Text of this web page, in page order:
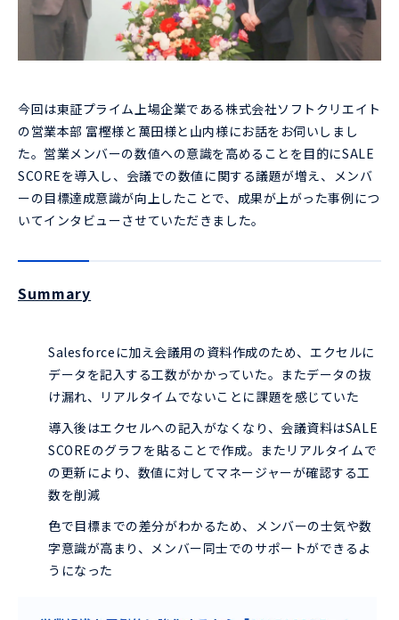
今回は東証プライム上場企業である株式会社ソフトクリエイト
の営業本部 富樫様と萬田様と山内様にお話をお伺いしまし
た。営業メンバーの数値への意識を高めることを目的にSALE
SCOREを導入し、会議での数値に関する議題が増え、メンバ
ーの目標達成意識が向上したことで、成果が上がった事例につ
いてインタビューさせていただきました。
Summary
Salesforceに加え会議用の資料作成のため、エクセルに
データを記入する工数がかかっていた。またデータの抜
け漏れ、リアルタイムでないことに課題を感じていた
導入後はエクセルへの記入がなくなり、会議資料はSALE
SCOREのグラフを貼ることで作成。またリアルタイムで
の更新により、数値に対してマネージャーが確認する工
数を削減
色で目標までの差分がわかるため、メンバーの士気や数
字意識が高まり、メンバー同士でのサポートができるよ
うになった